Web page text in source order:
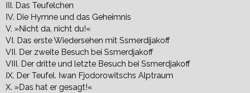
III. Das Teufelchen
IV. Die Hymne und das Geheimnis
V. »Nicht da, nicht du!«
VI. Das erste Wiedersehen mit Ssmerdijakoff
VII. Der zweite Besuch bei Ssmerdjakoff
VIII. Der dritte und letzte Besuch bei Ssmerdjakoff
IX. Der Teufel. Iwan Fjodorowitschs Alptraum
X. »Das hat er gesagt!«